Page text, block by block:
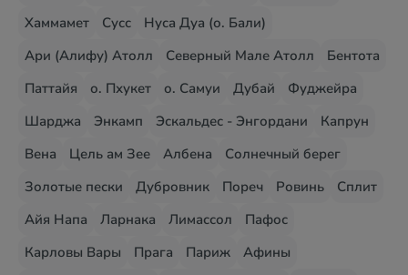
Хаммамет
Сусс
Нуса Дуа (о. Бали)
Ари (Алифу) Атолл
Северный Мале Атолл
Бентота
Паттайя
о. Пхукет о. Самуи Дубай
Фуджейра
Шарджа
Энкамп Эскальдес - Энгордани
Капрун
Вена
Цель ам Зее Албена
Солнечный берег
Золотые пески
Дубровник Пореч Ровинь
Сплит
Айя Напа
Ларнака Лимассол
Пафос
Карловы Вары
Прага Париж
Афины